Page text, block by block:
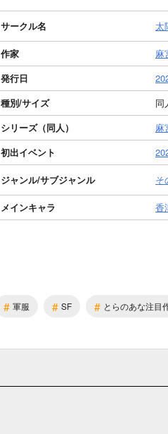
サークル名 太
作家
麻
発行日
種別/サイズ
同
シリーズ（同人）
麻
初出イベント
ジャンル/サブジャンル そ
メインキャラ 香
# 軍服 # SF # とらのあな注目